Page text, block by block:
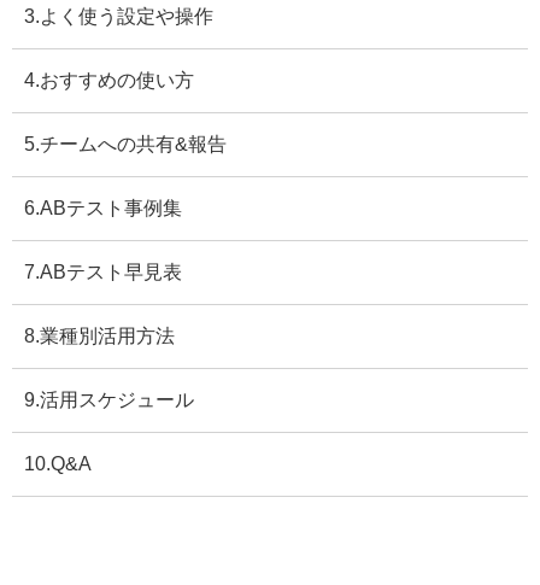
3.よく使う設定や操作
4.おすすめの使い方
5.チームへの共有&報告
6.ABテスト事例集
7.ABテスト早見表
8.業種別活用方法
9.活用スケジュール
10.Q&A